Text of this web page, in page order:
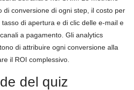
di conversione di ogni step, il costo per
di apertura e di clic delle e-mail e
a pagamento. Gli analytics
di attribuire ogni conversione alla
il ROI complessivo.
del quiz